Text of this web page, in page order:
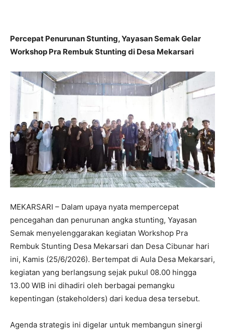
Percepat Penurunan Stunting, Yayasan Semak Gelar
Workshop Pra Rembuk Stunting di Desa Mekarsari
MEKARSARI – Dalam upaya nyata mempercepat
pencegahan dan penurunan angka stunting, Yayasan
Semak menyelenggarakan kegiatan Workshop Pra
Rembuk Stunting Desa Mekarsari dan Desa Cibunar hari
ini, Kamis (25/6/2026). Bertempat di Aula Desa Mekarsari,
kegiatan yang berlangsung sejak pukul 08.00 hingga
13.00 WIB ini dihadiri oleh berbagai pemangku
kepentingan (stakeholders) dari kedua desa tersebut.
Agenda strategis ini digelar untuk membangun sinergi